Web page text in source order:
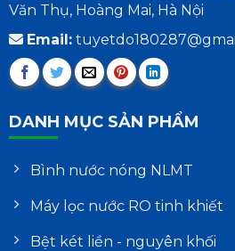
Văn Thụ, Hoàng Mai, Hà Nội
Email:
DANH MỤC SẢN PHẨM
Bình nước nóng NLMT
Máy lọc nước RO tinh khiết
Bệt két liền - nguyên khối